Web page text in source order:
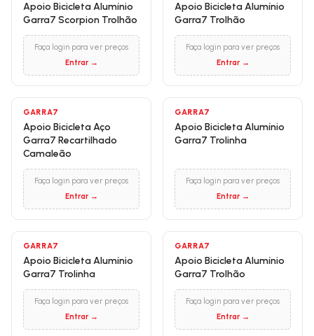
Apoio Bicicleta Alumínio
Garra7 Scorpion Trolhão
Faça login para ver preços
Entrar →
Apoio Bicicleta Alumínio
Garra7 Trolhão
Faça login para ver preços
Entrar →
GARRA7
Apoio Bicicleta Aço
Garra7 Recartilhado
Camaleão
Faça login para ver preços
Entrar →
GARRA7
Apoio Bicicleta Alumínio
Garra7 Trolinha
Faça login para ver preços
Entrar →
GARRA7
Apoio Bicicleta Alumínio
Garra7 Trolinha
Faça login para ver preços
Entrar →
GARRA7
Apoio Bicicleta Alumínio
Garra7 Trolhão
Faça login para ver preços
Entrar →